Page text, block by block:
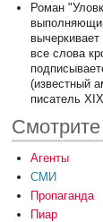
Роман
все слова
(известный
писатель
Агенты
СМИ
Пропаганда
Пиар